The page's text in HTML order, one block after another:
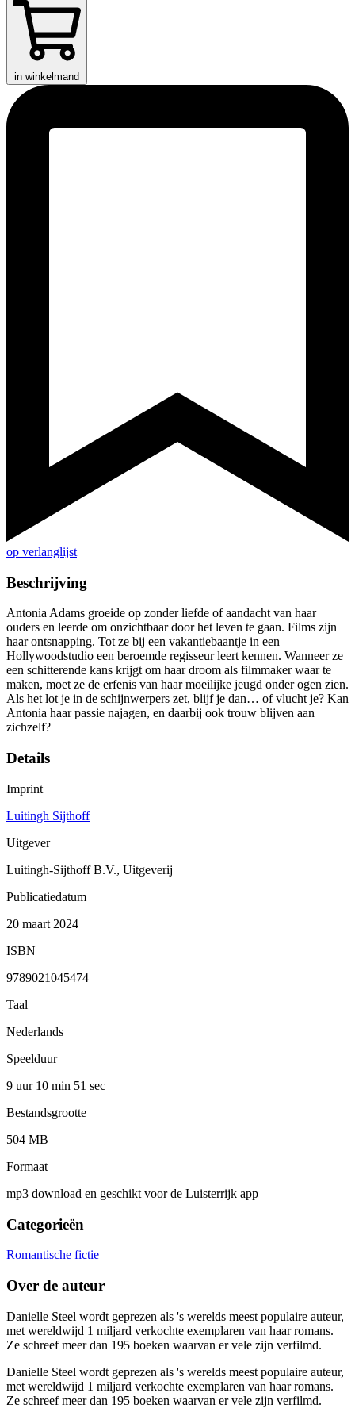
in winkelmand
op verlanglijst
Beschrijving
Antonia Adams groeide op zonder liefde of aandacht van haar
ouders en leerde om onzichtbaar door het leven te gaan. Films zijn
haar ontsnapping. Tot ze bij een vakantiebaantje in een
Hollywoodstudio een beroemde regisseur leert kennen. Wanneer ze
een schitterende kans krijgt om haar droom als filmmaker waar te
maken, moet ze de erfenis van haar moeilijke jeugd onder ogen zien.
Als het lot je in de schijnwerpers zet, blijf je dan… of vlucht je? Kan
Antonia haar passie najagen, en daarbij ook trouw blijven aan
zichzelf?
Details
Imprint
Luitingh Sijthoff
Uitgever
Luitingh-Sijthoff B.V., Uitgeverij
Publicatiedatum
20 maart 2024
ISBN
9789021045474
Taal
Nederlands
Speelduur
9 uur 10 min 51 sec
Bestandsgrootte
504 MB
Formaat
mp3 download en geschikt voor de Luisterrijk app
Categorieën
Romantische fictie
Over de auteur
Danielle Steel wordt geprezen als 's werelds meest populaire auteur,
met wereldwijd 1 miljard verkochte exemplaren van haar romans.
Ze schreef meer dan 195 boeken waarvan er vele zijn verfilmd.
Danielle Steel wordt geprezen als 's werelds meest populaire auteur,
met wereldwijd 1 miljard verkochte exemplaren van haar romans.
Ze schreef meer dan 195 boeken waarvan er vele zijn verfilmd.